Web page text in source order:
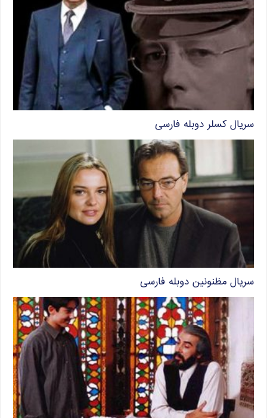
سریال کسلر دوبله فارسی
سریال مظنونین دوبله فارسی